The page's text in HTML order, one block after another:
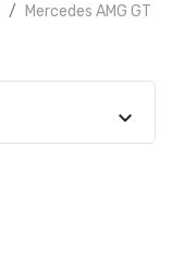
Mercedes AMG GT